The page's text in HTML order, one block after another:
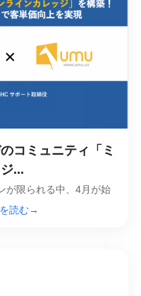
コミュニティ「ミ
...
が限られる中、4月が始
読む→